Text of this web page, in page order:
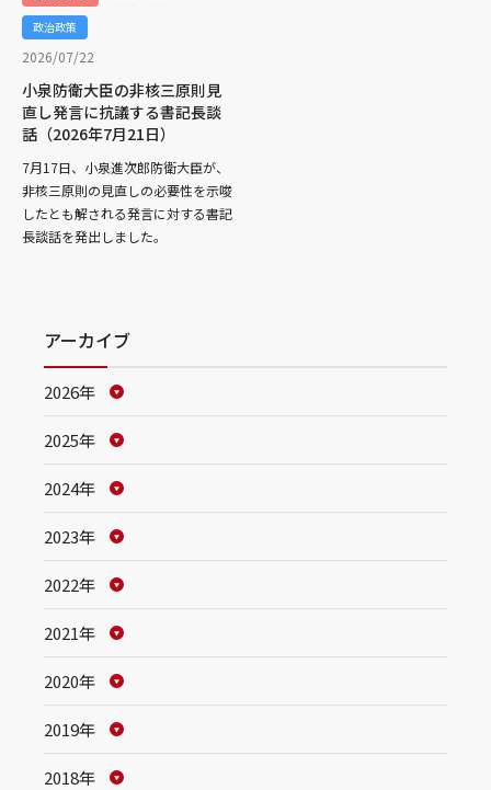
政治政策
2026/07/22
小泉防衛大臣の非核三原則見
直し発言に抗議する書記長談
話（2026年7月21日）
7月17日、小泉進次郎防衛大臣が、
非核三原則の見直しの必要性を示唆
したとも解される発言に対する書記
長談話を発出しました。
アーカイブ
2026年
2025年
2024年
2023年
2022年
2021年
2020年
2019年
2018年